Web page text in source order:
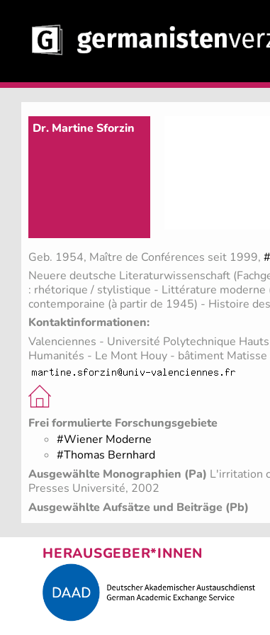
Dr. Martine Sforzin
Geb. 1954, Maître de Conférences seit 1999,
Neuere deutsche Literaturwissenschaft
: rhétorique / stylistique - Littérature
contemporaine (à partir de 1945) - Histoire
Kontaktinformationen:
Valenciennes - Université Polytechnique
Humanités - Le Mont Houy - bâtiment
Frei formulierte Forschungsgebiete
#Wiener Moderne
#Thomas Bernhard
Ausgewählte Monographien (Pa) L'irritation
Presses Université, 2002
Ausgewählte Aufsätze und Beiträge (Pb)
HERAUSGEBER*INNEN